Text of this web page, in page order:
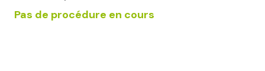
Pas de procédure en cours